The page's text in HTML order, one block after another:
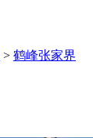
> 鹤峰张家界